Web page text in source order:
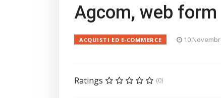
Agcom, web
ACQUISTI ED E-COMMERCE 10
Ratings (0)